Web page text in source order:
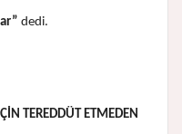
dedi.
TEREDDÜT ETMEDEN